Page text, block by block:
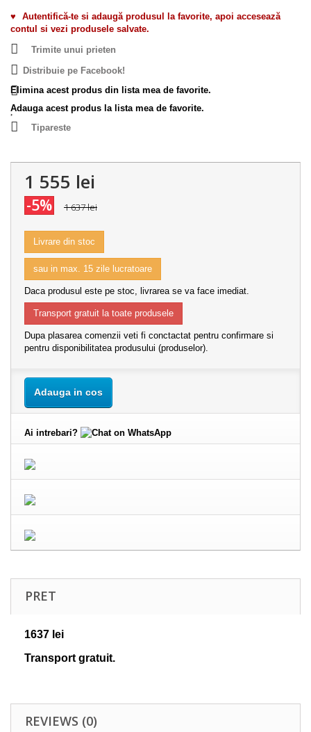
♥
Autentifică-te si adaugă produsul la favorite, apoi accesează
contul si vezi produsele salvate.
Trimite unui prieten
Distribuie pe Facebook!
Elimina acest produs din lista mea de favorite.
Adauga acest produs la lista mea de favorite.
Tipareste
1 555 lei
-5% 1 637 lei
Livrare din stoc
sau in max. 15 zile lucratoare
Daca produsul este pe stoc, livrarea se va face imediat.
Transport gratuit la toate produsele
Dupa plasarea comenzii veti fi conctactat pentru confirmare si
pentru disponibilitatea produsului (produselor).
Adauga in cos
Ai intrebari?
PRET
1637 lei
Transport gratuit.
REVIEWS (0)